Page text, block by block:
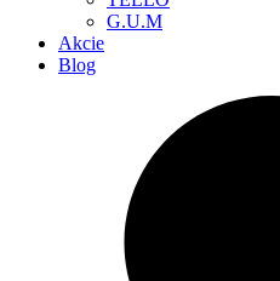
G.U.M
Akcie
Blog